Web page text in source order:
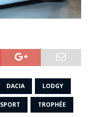
DACIA LODGY
SPORT TROPHÉE